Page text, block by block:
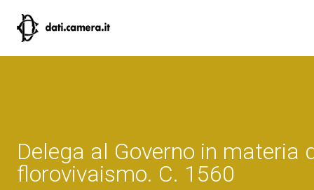
Delega al Governo in materia
florovivaismo. C. 1560